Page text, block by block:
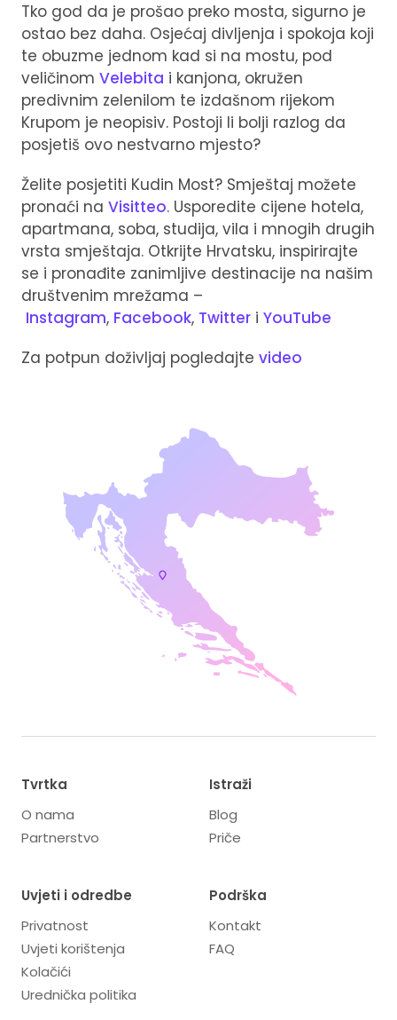
Tko god da je prošao preko mosta, sigurno je
ostao bez daha. Osjećaj divljenja i spokoja koji
te obuzme jednom kad si na mostu, pod
veličinom Velebita i kanjona, okružen
predivnim zelenilom te izdašnom rijekom
Krupom je neopisiv. Postoji li bolji razlog da
posjetiš ovo nestvarno mjesto?
Želite posjetiti Kudin Most? Smještaj možete
pronaći na Visitteo. Usporedite cijene hotela,
apartmana, soba, studija, vila i mnogih drugih
vrsta smještaja. Otkrijte Hrvatsku, inspirirajte
se i pronađite zanimljive destinacije na našim
društvenim mrežama –
Instagram, Facebook, Twitter i YouTube
Za potpun doživljaj pogledajte video
Tvrtka
O nama
Partnerstvo
Istraži
Blog
Priče
Uvjeti i odredbe
Privatnost
Uvjeti korištenja
Kolačići
Urednička politika
Podrška
Kontakt
FAQ